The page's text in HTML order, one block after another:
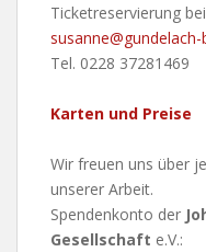
Ticketreservierung
Tel. 0228 37281469
Karten und Preise
Wir freuen uns über
unserer Arbeit.
Spendenkonto der
Gesellschaft e.V.: